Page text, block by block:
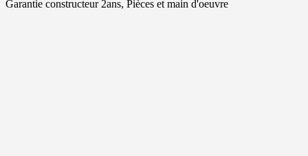
Garantie constructeur 2ans, Pièces et main d'oeuvre